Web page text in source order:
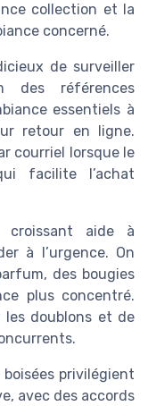
collection et la
concerné.
de surveiller
des références
essentiels à
retour en ligne.
courriel lorsque le
facilite l’achat
croissant aide à
à l’urgence. On
des bougies
plus concentré.
doublons et de
privilégient
avec des accords